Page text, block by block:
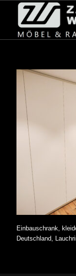
Einbauschrank,
Deutschland,